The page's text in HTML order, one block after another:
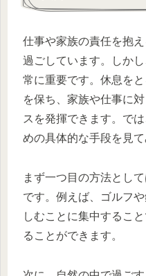
仕事や家族の責任を抱
過ごしています。しか
常に重要です。休息を
を保ち、家族や仕事に
スを発揮できます。で
めの具体的な手段を見て
まず一つ目の方法とし
です。例えば、ゴルフ
しむことに集中するこ
ることができます。